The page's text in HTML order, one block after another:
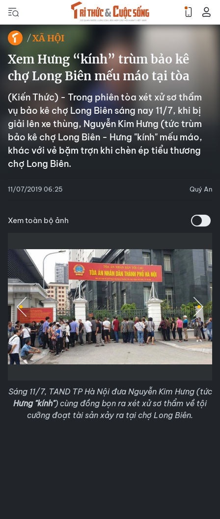
XÃ HỘI
Xem Hưng “kính” trùm bảo kê
chợ Long Biên mếu máo tại tòa
(Kiến Thức) - Trong phiên tòa xét xử sơ thẩm
vụ bảo kê chợ Long Biên sáng nay 11/7, khi bị
giải lên xe thùng, Nguyễn Kim Hưng (tức trùm
bảo kê chợ Long Biên - Hưng "kính" mếu máo,
khác với vẻ bặm trợn khi chèn ép tiểu thương
chợ Long Biên.
11/07/2019 06:25 Quý An
Xem toàn bộ ảnh
Sáng 11/7, TAND TP Hà Nội đưa Nguyễn Kim Hưng (tức
Hưng "kính") cùng đồng bọn ra xét xử sơ thẩm về tội
cưỡng đoạt tài sản xảy ra tại chợ Long Biên.